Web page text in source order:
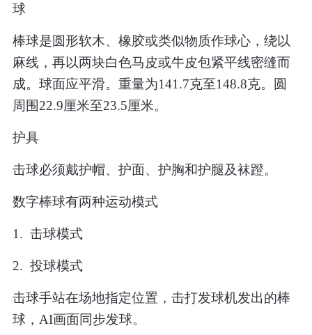
球
棒球是圆形软木、橡胶或类似物质作球心，绕以
麻线，再以两块白色马皮或牛皮包紧平线密缝而
成。球面应平滑。重量为141.7克至148.8克。圆
周围22.9厘米至23.5厘米。
护具
击球必须戴护帽、护面、护胸和护腿及袜蹬。
数字棒球有两种运动模式
1. 击球模式
2. 投球模式
击球手站在场地指定位置，击打发球机发出的棒
球， AI画面同步发球。